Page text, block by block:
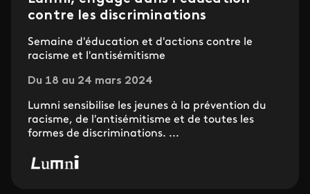
contre les discriminations
Semaine d'éducation et d'actions contre le
racisme et l'antisémitisme
Du 18 au 24 mars 2024
Lumni sensibilise les jeunes à la prévention du
racisme, de l'antisémitisme et de toutes les
formes de discriminations. ...